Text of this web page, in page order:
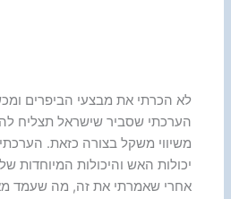
לא הכרתי את מבצעי הביפרים
הערכתי שסביר שישראל תצליח
משיווי משקל בצורה כזאת.
יכולות האש והיכולות המיוחדות
אחרי שאמרתי את זה, מה שעמד